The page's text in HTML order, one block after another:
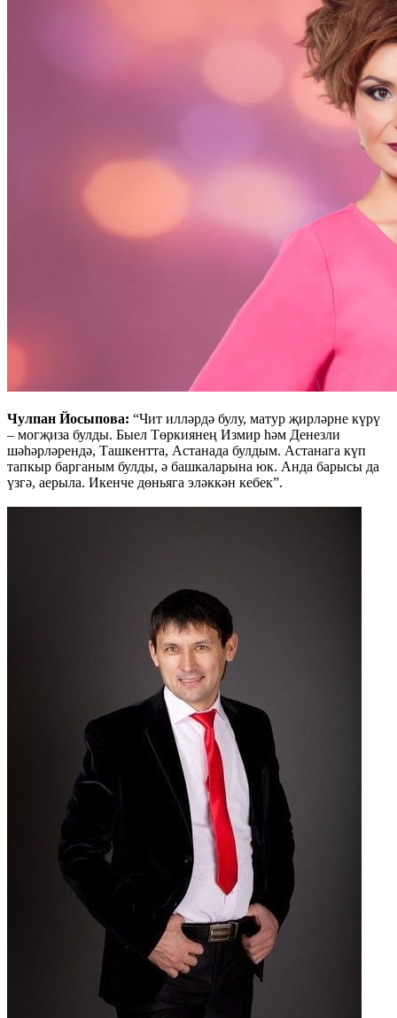
Чулпан Йосыпова: “Чит илләрдә булу, матур җирләрне күрү
– могҗиза булды. Быел Төркиянең Измир һәм Денезли
шәһәрләрендә, Ташкентта, Астанада булдым. Астанага күп
тапкыр барганым булды, ә башкаларына юк. Анда барысы да
үзгә, аерыла. Икенче дөньяга эләккән кебек”.